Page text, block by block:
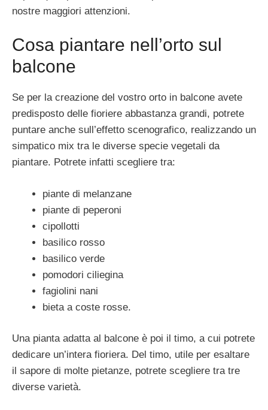
nostre maggiori attenzioni.
Cosa piantare nell’orto sul
balcone
Se per la creazione del vostro orto in balcone avete
predisposto delle fioriere abbastanza grandi, potrete
puntare anche sull’effetto scenografico, realizzando un
simpatico mix tra le diverse specie vegetali da
piantare. Potrete infatti scegliere tra:
piante di melanzane
piante di peperoni
cipollotti
basilico rosso
basilico verde
pomodori ciliegina
fagiolini nani
bieta a coste rosse.
Una pianta adatta al balcone è poi il timo, a cui potrete
dedicare un’intera fioriera. Del timo, utile per esaltare
il sapore di molte pietanze, potrete scegliere tra tre
diverse varietà.